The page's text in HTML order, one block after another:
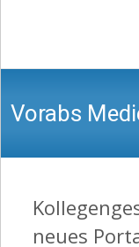
Vorabs
neues